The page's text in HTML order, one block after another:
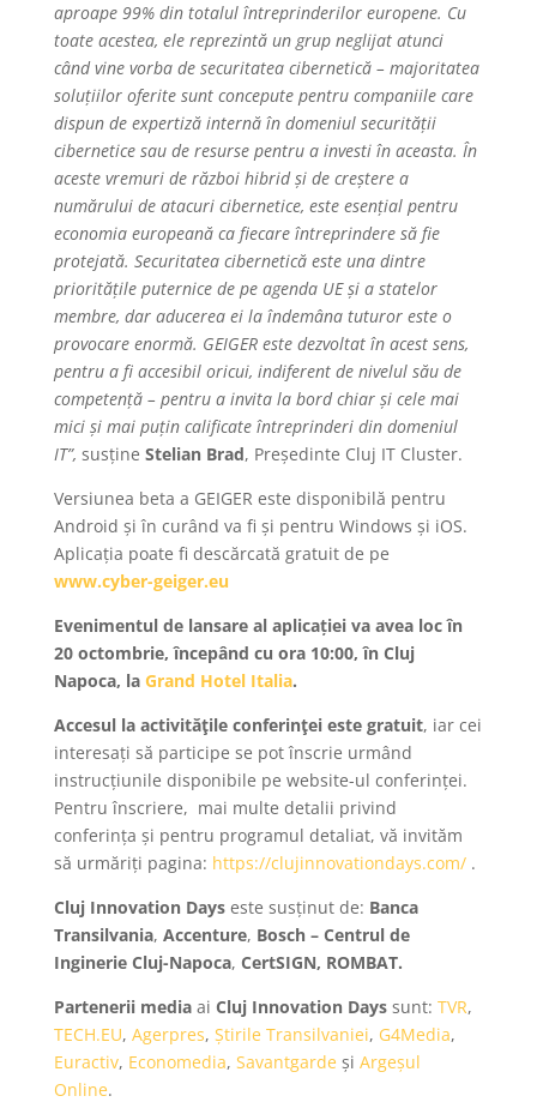
aproape 99% din totalul întreprinderilor europene. Cu
toate acestea, ele reprezintă un grup neglijat atunci
când vine vorba de securitatea cibernetică – majoritatea
soluțiilor oferite sunt concepute pentru companiile care
dispun de expertiză internă în domeniul securității
cibernetice sau de resurse pentru a investi în aceasta. În
aceste vremuri de război hibrid și de creștere a
numărului de atacuri cibernetice, este esențial pentru
economia europeană ca fiecare întreprindere să fie
protejată. Securitatea cibernetică este una dintre
prioritățile puternice de pe agenda UE și a statelor
membre, dar aducerea ei la îndemâna tuturor este o
provocare enormă. GEIGER este dezvoltat în acest sens,
pentru a fi accesibil oricui, indiferent de nivelul său de
competență – pentru a invita la bord chiar și cele mai
mici și mai puțin calificate întreprinderi din domeniul
IT”, susține Stelian Brad, Președinte Cluj IT Cluster.
Versiunea beta a GEIGER este disponibilă pentru
Android și în curând va fi și pentru Windows și iOS.
Aplicația poate fi descărcată gratuit de pe
www.cyber-geiger.eu
Evenimentul de lansare al aplicației va avea loc în
20 octombrie, începând cu ora 10:00, în Cluj
Napoca, la Grand Hotel Italia.
Accesul la activităţile conferinţei este gratuit, iar cei
interesați să participe se pot înscrie urmând
instrucțiunile disponibile pe website-ul conferinței.
Pentru înscriere, mai multe detalii privind
conferința și pentru programul detaliat, vă invităm
să urmăriți pagina: https://clujinnovationdays.com/.
Cluj Innovation Dayseste susținut de: Banca
Transilvania, Accenture, Bosch – Centrul de
Inginerie Cluj-Napoca, CertSIGN, ROMBAT.
Partenerii mediaai Cluj Innovation Dayssunt: TVR,
TECH.EU, Agerpres, Știrile Transilvaniei, G4Media,
Euractiv, Economedia, Savantgarde și Argeșul
Online.